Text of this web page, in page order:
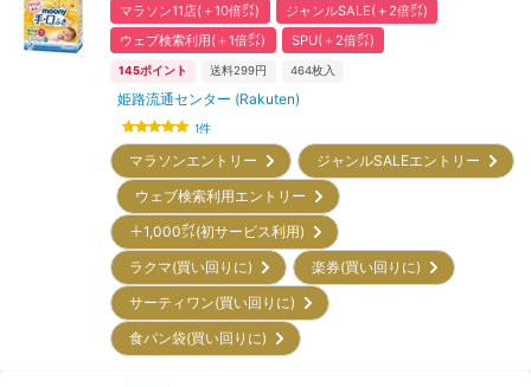
マラソン11店(＋10倍㌽)
ジャンルSALE(＋2倍㌽)
ウェブ検索利用(＋1倍㌽)
SPU(＋2倍㌽)
145ポイント 送料299円 464枚入
姫路流通センター (Rakuten)
1件
マラソンエントリー
ジャンルSALEエントリー
ウェブ検索利用エントリー
＋1,000㌽(初サービス利用)
ラクマ(買い回りに)
楽券(買い回りに)
サーティワン(買い回りに)
食パン袋(買い回りに)